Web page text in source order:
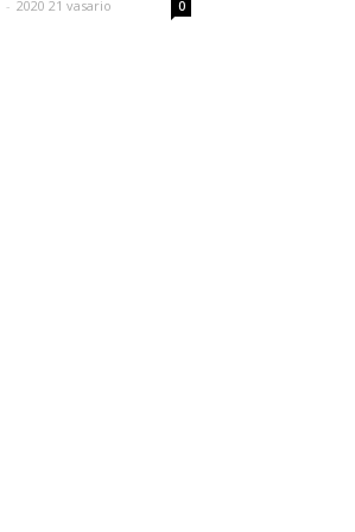
- 2020 21 vasario 0